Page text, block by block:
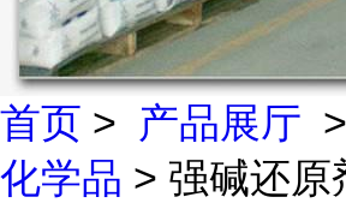
首页 > 产品展厅 >
化学品 > 强碱还原